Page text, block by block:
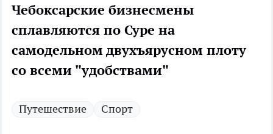
Чебоксарские бизнесмены
сплавляются по Суре на
самодельном двухъярусном плоту
со всеми "удобствами"
Путешествие Спорт